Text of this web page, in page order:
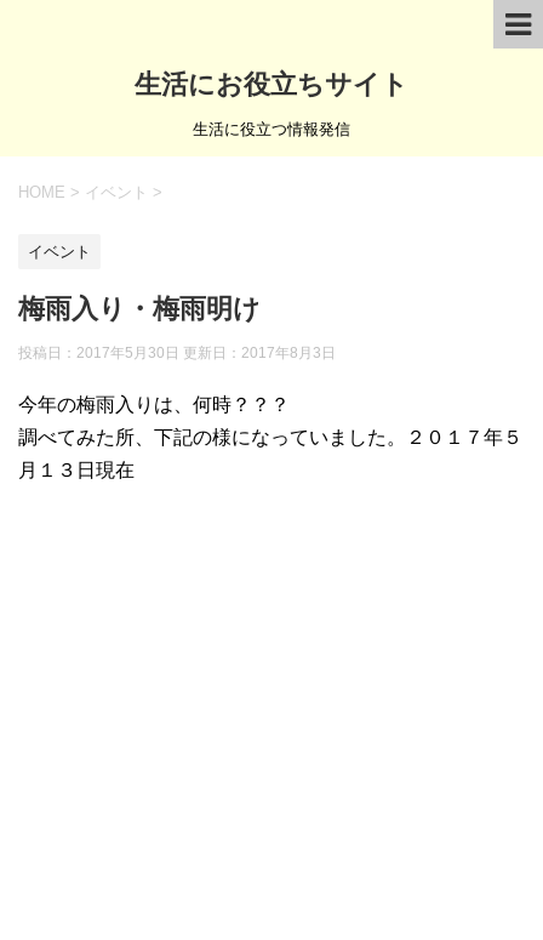
生活にお役立ちサイト
生活に役立つ情報発信
HOME > イベント >
イベント
梅雨入り・梅雨明け
投稿日：2017年5月30日 更新日： 2017年8月3日
今年の梅雨入りは、何時？？？
調べてみた所、下記の様になっていました。２０１７年５
月１３日現在